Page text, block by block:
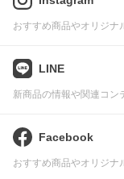
おすすめ商品やオリジナ
LINE
新商品の情報や関連コン
Facebook
おすすめ商品やオリジナ